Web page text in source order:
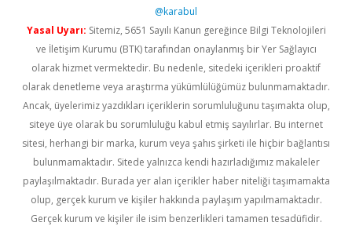
@karabul
Yasal Uyarı: Sitemiz, 5651 Sayılı Kanun gereğince Bilgi Teknolojileri
ve İletişim Kurumu (BTK) tarafından onaylanmış bir Yer Sağlayıcı
olarak hizmet vermektedir. Bu nedenle, sitedeki içerikleri proaktif
olarak denetleme veya araştırma yükümlülüğümüz bulunmamaktadır.
Ancak, üyelerimiz yazdıkları içeriklerin sorumluluğunu taşımakta olup,
siteye üye olarak bu sorumluluğu kabul etmiş sayılırlar. Bu internet
sitesi, herhangi bir marka, kurum veya şahıs şirketi ile hiçbir bağlantısı
bulunmamaktadır. Sitede yalnızca kendi hazırladığımız makaleler
paylaşılmaktadır. Burada yer alan içerikler haber niteliği taşımamakta
olup, gerçek kurum ve kişiler hakkında paylaşım yapılmamaktadır.
Gerçek kurum ve kişiler ile isim benzerlikleri tamamen tesadüfidir.